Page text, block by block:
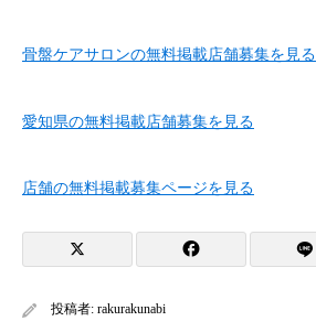
骨盤ケアサロンの無料掲載店舗募集を見る
愛知県の無料掲載店舗募集を見る
店舗の無料掲載募集ページを見る
投稿者: rakurakunabi